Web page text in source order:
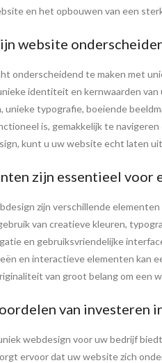
en het opbouwen van een
website
onderscheidend te maken met
identiteit en kernwaarden
unieke typografie, boeiende
is, gemakkelijk te
kunt u uw website echt laten
zijn essentieel voor
zijn verschillende
van creatieve kleuren,
en gebruiksvriendelijke
en interactieve elementen kan
van groot belang om een
van investeren
webdesign voor uw bedrijf
ervoor dat uw website zich